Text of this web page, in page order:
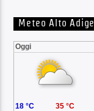
Meteo Alto Adige
Oggi
18 °C 35 °C